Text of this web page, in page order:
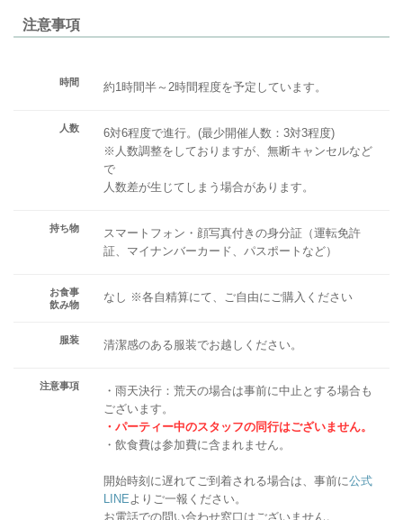
注意事項
時間 約1時間半～2時間程度を予定しています。
人数
6対6程度で進行。(最少開催人数：3対3程度)
※人数調整をしておりますが、無断キャンセルなど
で
人数差が生じてしまう場合があります。
持ち物
スマートフォン・顔写真付きの身分証（運転免許
証、マイナンバーカード、パスポートなど）
お食事
飲み物
なし ※各自精算にて、ご自由にご購入ください
服装 清潔感のある服装でお越しください。
注意事項
・雨天決行：荒天の場合は事前に中止とする場合も
ございます。
・パーティー中のスタッフの同行はございません。
・飲食費は参加費に含まれません。
開始時刻に遅れてご到着される場合は、事前に公式
LINE よりご一報ください。
お電話での問い合わせ窓口はございません。